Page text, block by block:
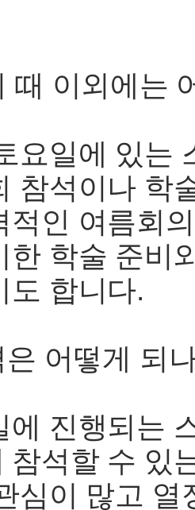
때 이외에는
요일에 있는
참석이나 학
적인 여름회
한 학술 준비
도 합니다.
어떻게 되
에 진행되는
참석할 수 있
심이 많고